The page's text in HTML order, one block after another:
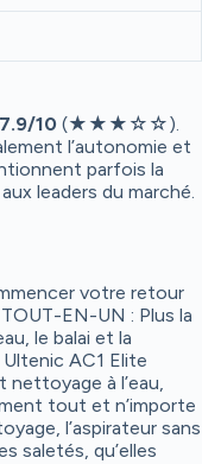
7.9/10 (★★★☆☆).
l’autonomie et
parfois la
leaders du marché.
votre retour
EN-UN : Plus la
le balai et la
Ultenic AC1 Elite
nettoyage à l’eau,
tout et n’importe
l’aspirateur sans
saletés, qu’elles